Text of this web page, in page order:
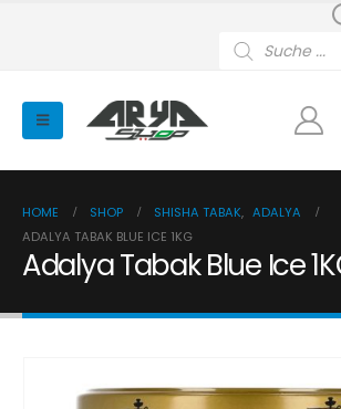
search
HOME SHOP SHISHA TABAK, ADALYA
ADALYA TABAK BLUE ICE 1KG
Adalya Tabak Blue Ice